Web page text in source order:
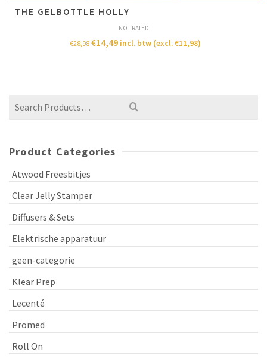
THE GELBOTTLE HOLLY
NOT RATED
€28,98 €14,49 incl. btw (excl.€11,98)
Product Categories
Atwood Freesbitjes
Clear Jelly Stamper
Diffusers & Sets
Elektrische apparatuur
geen-categorie
Klear Prep
Lecenté
Promed
Roll On